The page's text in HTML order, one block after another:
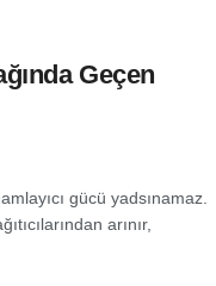
Geçen
gücü yadsınamaz.
arınır,